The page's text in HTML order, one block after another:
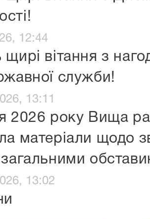
12:44
щирі вітання з
служби!
13:11
2026 року Вища
матеріали щодо
13:02